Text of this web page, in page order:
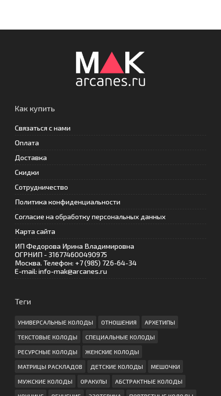
Как купить
Связаться с нами
Оплата
Доставка
Скидки
Сотрудничество
Политика конфиденциальности
Согласие на обработку персональных данных
Карта сайта
ИП Федорова Ирина Владимировна
ОГРНИП - 316774600490975
Москва. Телефон: +7 (985) 726-64-34
E-mail: info-mak@arcanes.ru
Теги
УНИВЕРСАЛЬНЫЕ КОЛОДЫ ОТНОШЕНИЯ АРХЕТИПЫ
ТЕКСТОВЫЕ КОЛОДЫ СПЕЦИАЛЬНЫЕ КОЛОДЫ
РЕСУРСНЫЕ КОЛОДЫ ЖЕНСКИЕ КОЛОДЫ
МАТРИЦЫ РАСКЛАДОВ ДЕТСКИЕ КОЛОДЫ МЕШОЧКИ
МУЖСКИЕ КОЛОДЫ ОРАКУЛЫ АБСТРАКТНЫЕ КОЛОДЫ